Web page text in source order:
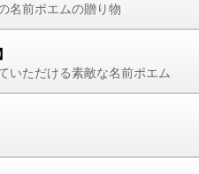
名前ポエムの贈り物
いただける素敵な名前ポエム